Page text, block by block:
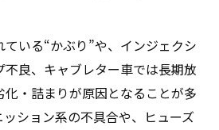
ョンバイクのエンジンかから
装置確認
ョン車特有のバイク始動不良
いる“かぶり”や、インジェクシ
不良、キャブレター車では長期放
・詰まりが原因となることが多
ション系の不具合や、ヒューズ